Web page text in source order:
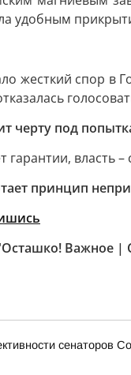
удобным
жесткий спор в
черту под
гарантии, власть
принцип
Важное |
сенаторов